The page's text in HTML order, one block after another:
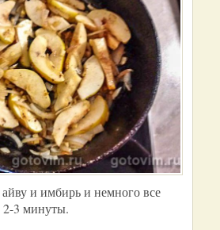
и имбирь и немного все
2-3 минуты.